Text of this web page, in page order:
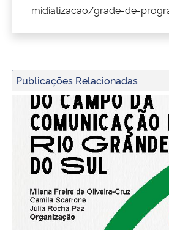
midiatizacao/grade-de-
Publicações Relacionadas
Capa do ebook